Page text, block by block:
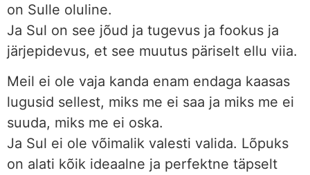
on Sulle oluline.
Ja Sul on see jõud ja tugevus ja fookus ja
järjepidevus, et see muutus päriselt ellu viia.
Meil ei ole vaja kanda enam endaga kaasas
lugusid sellest, miks me ei saa ja miks me ei
suuda, miks me ei oska.
Ja Sul ei ole võimalik valesti valida. Lõpuks
on alati kõik ideaalne ja perfektne täpselt